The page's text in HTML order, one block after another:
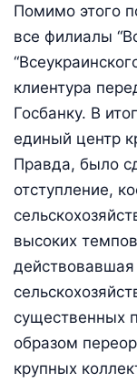
Помимо этого
все филиалы
клиентура
Госбанку. В
единый центр
Правда, было
отступление,
высоких
существенных
образом
крупных